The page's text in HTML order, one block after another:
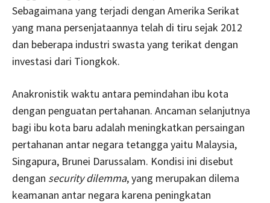
Sebagaimana yang terjadi dengan Amerika Serikat
yang mana persenjataannya telah di tiru sejak 2012
dan beberapa industri swasta yang terikat dengan
investasi dari Tiongkok.
Anakronistik waktu antara pemindahan ibu kota
dengan penguatan pertahanan. Ancaman selanjutnya
bagi ibu kota baru adalah meningkatkan persaingan
pertahanan antar negara tetangga yaitu Malaysia,
Singapura, Brunei Darussalam. Kondisi ini disebut
dengan security dilemma, yang merupakan dilema
keamanan antar negara karena peningkatan